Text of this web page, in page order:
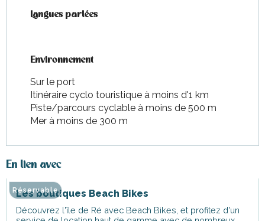
Langues parlées
Langues parlées
Environnement
Environnement
Sur le port
Itinéraire cyclo touristique à moins d'1 km
Piste/parcours cyclable à moins de 500 m
Mer à moins de 300 m
En lien avec
Les boutiques Beach Bikes
Découvrez l'île de Ré avec Beach Bikes, et profitez d'un
Réservable